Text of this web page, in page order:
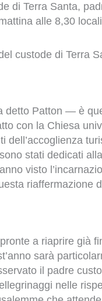
di Terra Santa,
alle 8,30
custode di Terra
Patton — è
con la Chiesa
stati dedicati
visto
riaffermazione
a riaprire già
sarà
il padre
nelle